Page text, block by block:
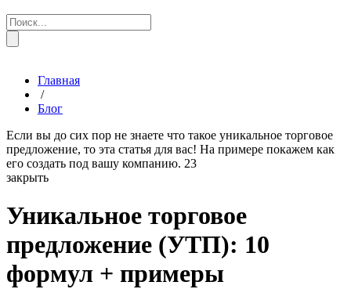
Главная
/
Блог
Если вы до сих пор не знаете что такое уникальное торговое
предложение, то эта статья для вас! На примере покажем как
его создать под вашу компанию. 23
закрыть
Уникальное торговое
предложение (УТП): 10
формул + примеры